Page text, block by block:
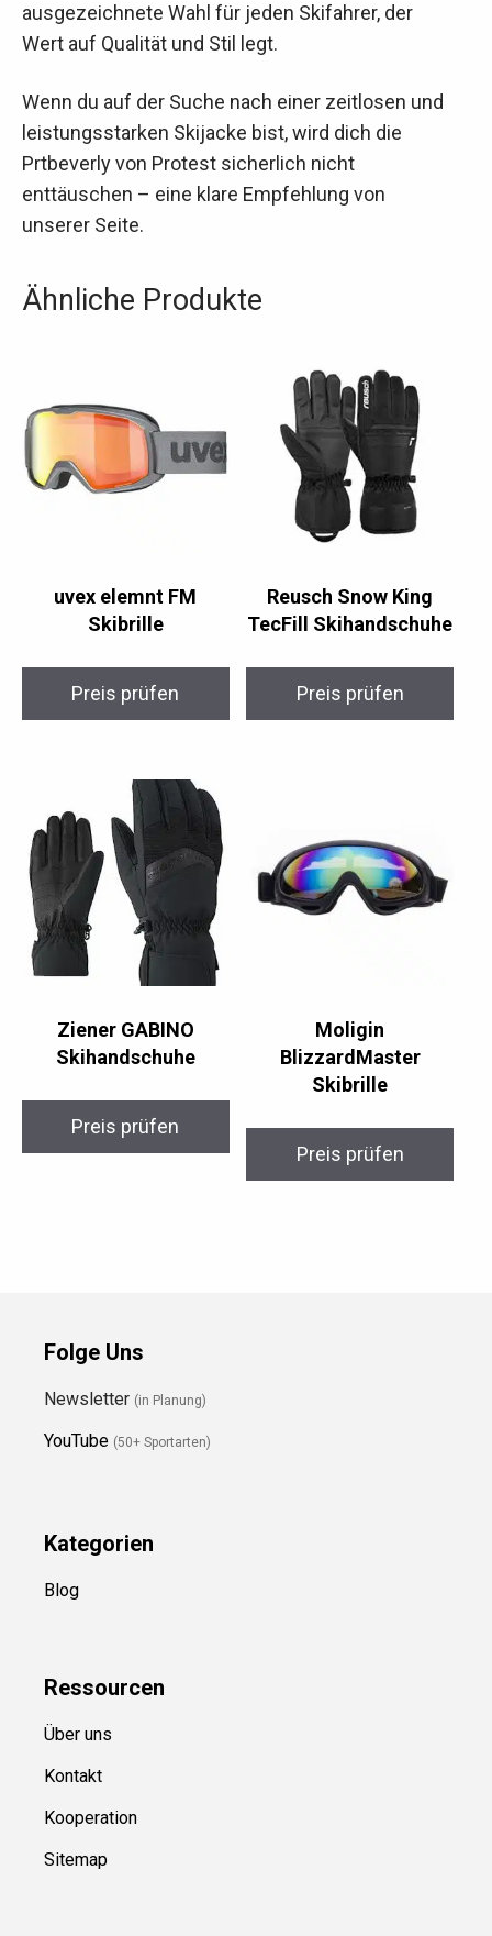
ausgezeichnete Wahl für jeden Skifahrer, der
Wert auf Qualität und Stil legt.
Wenn du auf der Suche nach einer zeitlosen und
leistungsstarken Skijacke bist, wird dich die
Prtbeverly von Protest sicherlich nicht
enttäuschen – eine klare Empfehlung von
unserer Seite.
Ähnliche Produkte
uvex elemnt FM
Skibrille
Preis prüfen
Reusch Snow King
TecFill Skihandschuhe
Preis prüfen
Ziener GABINO
Skihandschuhe
Preis prüfen
Moligin
BlizzardMaster
Skibrille
Preis prüfen
Folge Uns
Newsletter (in Planung)
YouTube (50+ Sportarten)
Kategorien
Blog
Ressourcen
Über uns
Kontakt
Kooperation
Sitemap